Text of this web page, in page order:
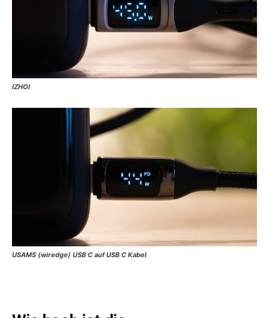
IZHOI
USAMS (wiredge) USB C auf USB C Kabel